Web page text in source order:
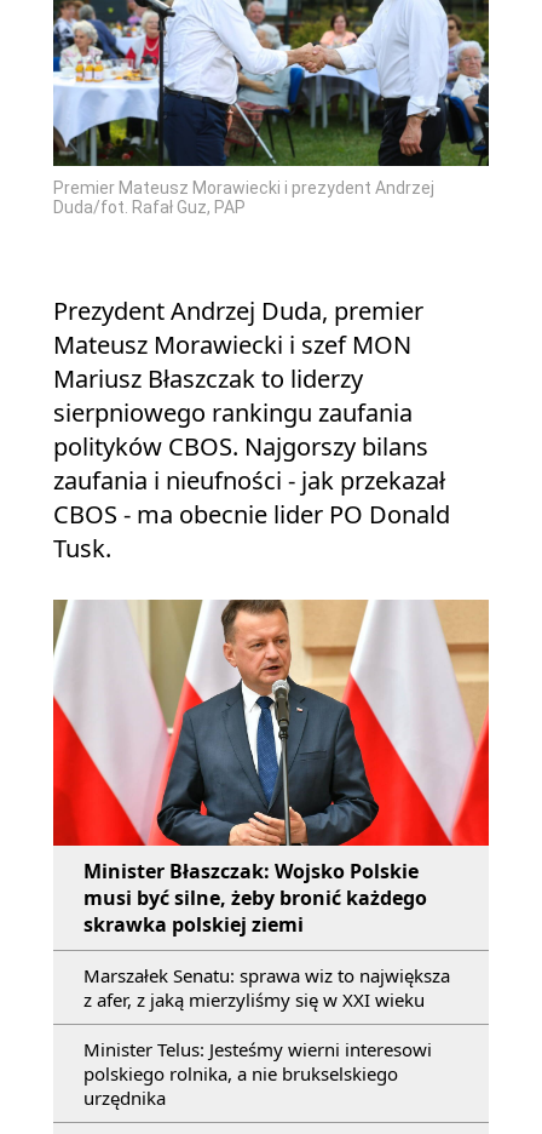
Premier Mateusz Morawiecki i prezydent Andrzej
Duda/fot. Rafał Guz, PAP
Prezydent Andrzej Duda, premier
Mateusz Morawiecki i szef MON
Mariusz Błaszczak to liderzy
sierpniowego rankingu zaufania
polityków CBOS. Najgorszy bilans
zaufania i nieufności - jak przekazał
CBOS - ma obecnie lider PO Donald
Tusk.
Minister Błaszczak: Wojsko Polskie
musi być silne, żeby bronić każdego
skrawka polskiej ziemi
Marszałek Senatu: sprawa wiz to największa
z afer, z jaką mierzyliśmy się w XXI wieku
Minister Telus: Jesteśmy wierni interesowi
polskiego rolnika, a nie brukselskiego
urzędnika